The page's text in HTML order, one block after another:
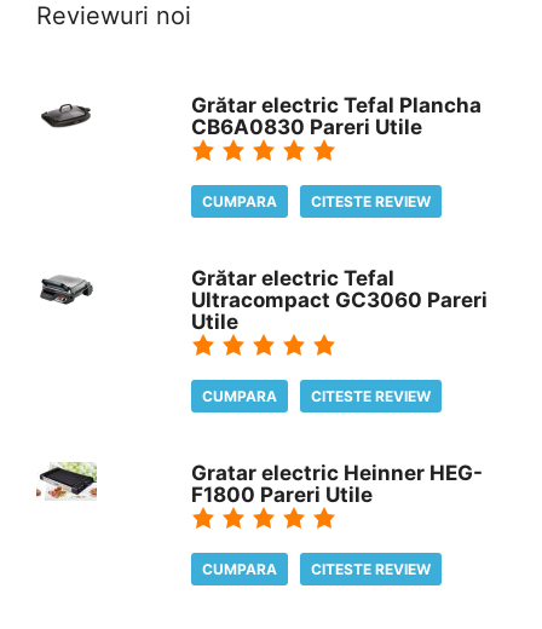
Reviewuri noi
Grătar electric Tefal Plancha
CB6A0830 Pareri Utile
CUMPARA CITESTE REVIEW
Grătar electric Tefal
Ultracompact GC3060 Pareri
Utile
CUMPARA CITESTE REVIEW
Gratar electric Heinner HEG-
F1800 Pareri Utile
CUMPARA CITESTE REVIEW